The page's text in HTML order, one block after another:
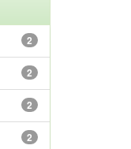
2
2
2
2